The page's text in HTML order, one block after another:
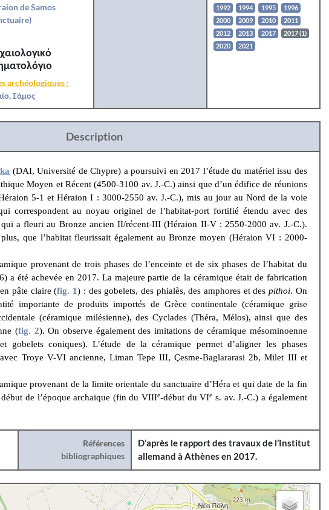
de Samos
archéologiques :
Σάμος
1992
1994 1995
1996
2000
2009 2010
2011
2012
2013 2017
2017 (1)
2020
2021
Description
(DAI, Université de Chypre) a poursuivi en 2017 l’étude du matériel issu des
Moyen et Récent (4500-3100 av. J.-C.) ainsi que d’un édifice de réunions
5-1 et Héraion I : 3000-2550 av. J.-C.), mis au jour au Nord de la voie
correspondent au noyau originel de l’habitat-port fortifié étendu avec des
qui a fleuri au Bronze ancien II/récent-III (Héraion II-V : 2550-2000 av. J.-C.).
que l’habitat fleurissait également au Bronze moyen (Héraion VI : 2000-
provenant de trois phases de l’enceinte et de six phases de l’habitat du
a été achevée en 2017. La majeure partie de la céramique était de fabrication
pâte claire (fig. 1) : des gobelets, des phialès, des amphores et des pithoi. On
importante de produits importés de Grèce continentale (céramique grise
(céramique milésienne), des Cyclades (Théra, Mélos), ainsi que des
(fig. 2). On observe également des imitations de céramique mésominoenne
gobelets coniques). L’étude de la céramique permet d’aligner les phases
Troye V-VI ancienne, Liman Tepe III, Çesme-Baglararasi 2b, Milet III et
provenant de la limite orientale du sanctuaire d’Héra et qui date de la fin
de l’époque archaïque (fin du VIIIe-début du VIe s. av. J.-C.) a également
Références
bibliographiques
D’après le rapport des travaux de l’Institut
allemand à Athènes en 2017.